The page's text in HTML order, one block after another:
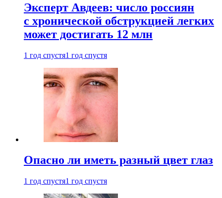
Эксперт Авдеев: число россиян
с хронической обструкцией легких
может достигать 12 млн
1 год спустя1 год спустя
Опасно ли иметь разный цвет глаз
1 год спустя1 год спустя